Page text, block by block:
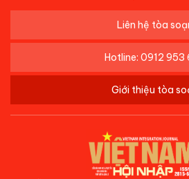
Liên hệ tòa
Hotline: 0912 953
Giới thiệu tòa